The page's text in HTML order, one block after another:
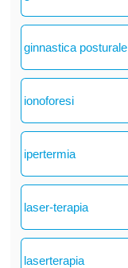
ginnastica posturale
ionoforesi
ipertermia
laser-terapia
laserterapia